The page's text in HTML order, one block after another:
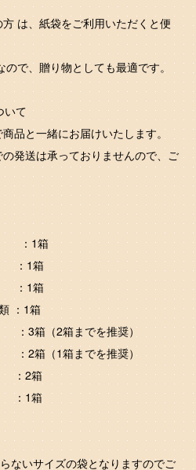
は、紙袋をご利用いただくと便
で、贈り物としても最適です。
いて
品と一緒にお届けいたします。
発送は承っておりませんので、ご
：1箱
：1箱
：1箱
：1箱
（2箱までを推奨）
（1箱までを推奨）
2箱
1箱
ないサイズの袋となりますのでご